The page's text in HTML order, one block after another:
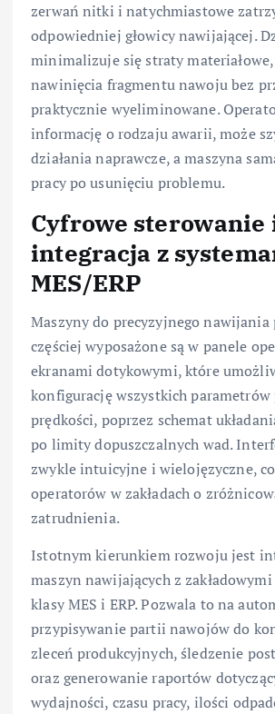
zerwań nitki i natychmiastowe
odpowiedniej głowicy nawijającej.
minimalizuje się straty
nawinięcia fragmentu nawoju bez
praktycznie wyeliminowane.
informację o rodzaju awarii, może
działania naprawcze, a maszyna
pracy po usunięciu problemu.
Cyfrowe sterowanie
integracja z
MES/ERP
Maszyny do precyzyjnego nawijania
częściej wyposażone są w panele
ekranami dotykowymi, które
konfigurację wszystkich parametrów
prędkości, poprzez schemat
po limity dopuszczalnych wad.
zwykle intuicyjne i wielojęzyczne,
operatorów w zakładach o
zatrudnienia.
Istotnym kierunkiem rozwoju jest
maszyn nawijających z
klasy MES i ERP. Pozwala to na
przypisywanie partii nawojów do
zleceń produkcyjnych, śledzenie
oraz generowanie raportów
wydajności, czasu pracy, ilości